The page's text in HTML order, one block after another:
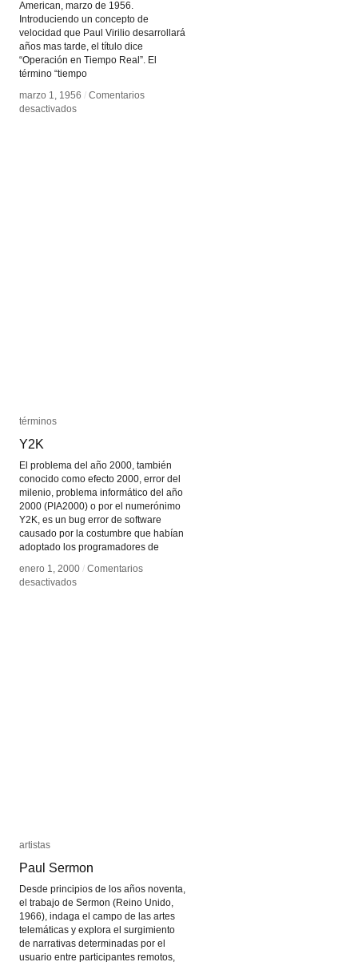
American, marzo de 1956.
Introduciendo un concepto de
velocidad que Paul Virilio desarrollará
años mas tarde, el título dice
“Operación en Tiempo Real”. El
término “tiempo
marzo 1, 1956 / Comentarios
desactivadosen
marzo 1, 1956 / Comentarios
desactivadosen
términos
Y2K
El problema del año 2000, también
conocido como efecto 2000, error del
milenio, problema informático del año
2000 (PIA2000) o por el numerónimo
Y2K, es un bug error de software
causado por la costumbre que habían
adoptado los programadores de
enero 1, 2000 / Comentarios
desactivadosen
términos
Y2K
enero 1, 2000 / Comentarios
desactivadosen
artistas
Paul Sermon
Desde principios de los años noventa,
el trabajo de Sermon (Reino Unido,
1966), indaga el campo de las artes
telemáticas y explora el surgimiento
de narrativas determinadas por el
usuario entre participantes remotos,
artistas
Paul Sermon